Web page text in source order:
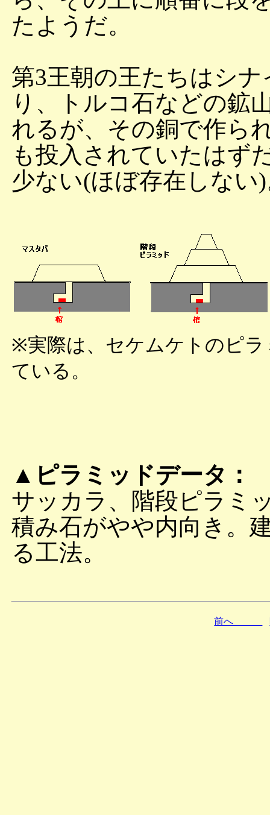
たようだ。
第3王朝の王たちはシ
り、トルコ石などの鉱
れるが、その銅で作ら
も投入されていたはず
少ない(ほぼ存在しない
※実際は、セケムケトのピ
ている。
▲ピラミッドデータ：
サッカラ、階段ピラミ
積み石がやや内向き。
る工法。
前へ